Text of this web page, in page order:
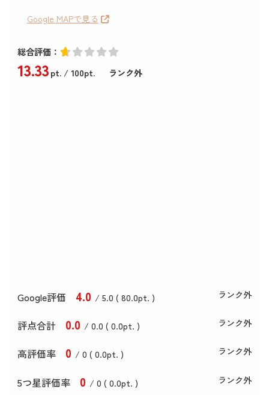
Google MAPで見る
総合評価：
13.33pt./ 100pt. ランク外
Google評価 4.0 / 5.0 ( 80.0pt. ) ランク外
評点合計 0.0 / 0.0 ( 0.0pt. ) ランク外
高評価率 0 / 0 ( 0.0pt. ) ランク外
5つ星評価率 0 / 0 ( 0.0pt. ) ランク外